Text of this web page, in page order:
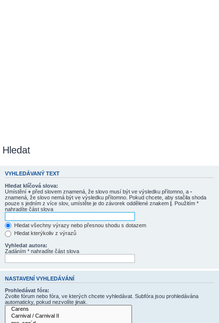
Hledat
VYHLEDÁVANÝ TEXT
Hledat klíčová slova:
Umístění + před slovem znamená, že slovo musí být ve výsledku přítomno, a -
znamená, že slovo nemá být ve výsledku přítomno. Pokud chcete, aby stačila shoda
pouze s jedním z více slov, umístěte je do závorek oddělené znakem | . Použitím *
nahradíte část slova
Hledat všechny výrazy nebo přesnou shodu s dotazem
Hledat kterýkoliv z výrazů
Vyhledat autora:
Zadáním * nahradíte část slova
NASTAVENÍ VYHLEDÁVÁNÍ
Prohledávat fóra:
Zvolte fórum nebo fóra, ve kterých chcete vyhledávat. Subfóra jsou prohledávána
automaticky, pokud nezvolíte jinak.